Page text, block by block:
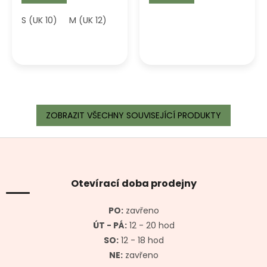
S (UK 10) M (UK 12)
ZOBRAZIT VŠECHNY SOUVISEJÍCÍ PRODUKTY
Z
Otevírací doba prodejny
PO:zavřeno
ÚT - PÁ:12 - 20 hod
SO:12 - 18 hod
NE:zavřeno